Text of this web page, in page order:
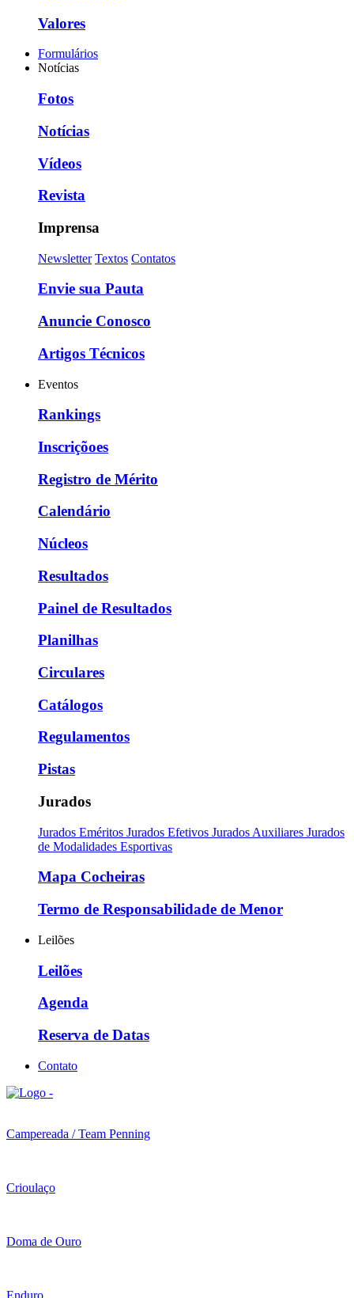
Valores
Formulários
Notícias
Fotos
Notícias
Vídeos
Revista
Imprensa
Newsletter Textos Contatos
Envie sua Pauta
Anuncie Conosco
Artigos Técnicos
Eventos
Rankings
Inscriçõoes
Registro de Mérito
Calendário
Núcleos
Resultados
Painel de Resultados
Planilhas
Circulares
Catálogos
Regulamentos
Pistas
Jurados
Jurados Eméritos Jurados Efetivos Jurados Auxiliares Jurados
de Modalidades Esportivas
Mapa Cocheiras
Termo de Responsabilidade de Menor
Leilões
Leilões
Agenda
Reserva de Datas
Contato
Campereada / Team Penning
Crioulaço
Doma de Ouro
Enduro